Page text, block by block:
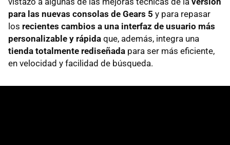
para las nuevas consolas de Gears 5 y para repasar
los recientes cambios a una interfaz de usuario más
personalizable y rápida que, además, integra una
tienda totalmente rediseñada para ser más eficiente,
en velocidad y facilidad de búsqueda.